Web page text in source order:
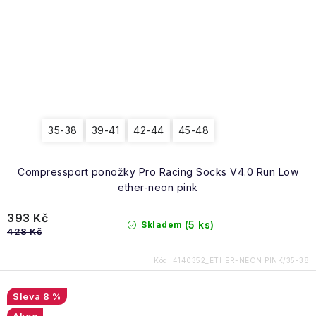
Compressport ponožky Pro Racing Socks V4.0 Run Low
ether-neon pink
35-38 39-41 42-44 45-48
Skladem (5 ks)
393 Kč
428 Kč
Kód: 4140352_ETHER-NEON PINK/35-38
8 %